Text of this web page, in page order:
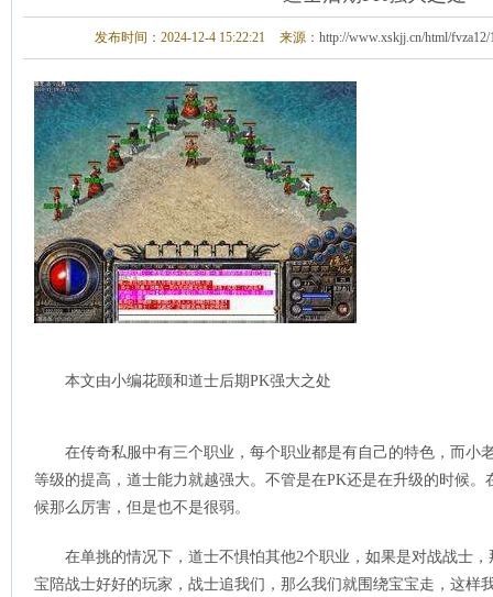
发布时间：2024-12-4 15:22:21 来源： http://www.xskjj.cn/html/fvza12/
本文由小编花颐和道士后期PK强大之处
在传奇私服中有三个职业，每个职业都是有自己的特色，而小
等级的提高，道士能力就越强大。不管是在PK还是在升级的时候
候那么厉害，但是也不是很弱。
在单挑的情况下，道士不惧怕其他2个职业，如果是对战战士
宝陪战士好好的玩家，战士追我们，那么我们就围绕宝宝走，这样